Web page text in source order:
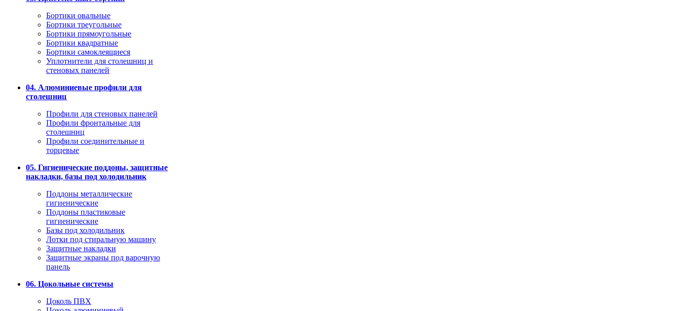
Бортики овальные
Бортики треугольные
Бортики прямоугольные
Бортики квадратные
Бортики самоклеящиеся
Уплотнители для столешниц и
стеновых панелей
04. Алюминиевые профили для
столешниц
Профили для стеновых панелей
Профили фронтальные для
столешниц
Профили соединительные и
торцевые
05. Гигиенические поддоны, защитные
накладки, базы под холодильник
Поддоны металлические
гигиенические
Поддоны пластиковые
гигиенические
Базы под холодильник
Лотки под стиральную машину
Защитные накладки
Защитные экраны под варочную
панель
06. Цокольные системы
Цоколь ПВХ